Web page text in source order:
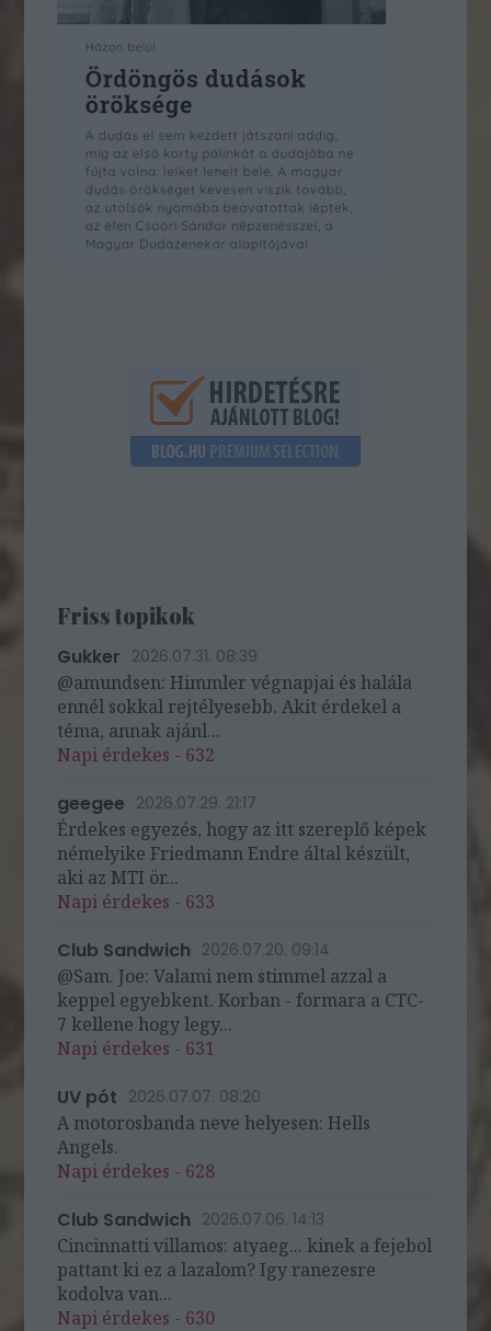
Friss topikok
Gukker 2026.07.31. 08:39
@amundsen: Himmler végnapjai és halála
ennél sokkal rejtélyesebb. Akit érdekel a
téma, annak ajánl...
Napi érdekes - 632
geegee 2026.07.29. 21:17
Érdekes egyezés, hogy az itt szereplő képek
némelyike Friedmann Endre által készült,
aki az MTI ör...
Napi érdekes - 633
Club Sandwich 2026.07.20. 09:14
@Sam. Joe: Valami nem stimmel azzal a
keppel egyebkent. Korban - formara a CTC-
7 kellene hogy legy...
Napi érdekes - 631
UV pót 2026.07.07. 08:20
A motorosbanda neve helyesen: Hells
Angels.
Napi érdekes - 628
Club Sandwich 2026.07.06. 14:13
Cincinnatti villamos: atyaeg... kinek a fejebol
pattant ki ez a lazalom? Igy ranezesre
kodolva van...
Napi érdekes - 630